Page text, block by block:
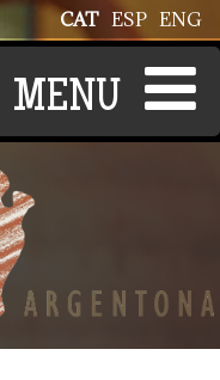
ENG
ESP
CAT